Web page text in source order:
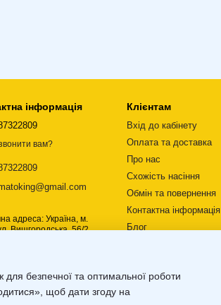
інформація
вам?
адреса: Україна, м.
Вишгородська, 56/2,
Клієнтам
Вхід до кабінету
Оплата та доставка
Про нас
Схожість насіння
Обмін та повернення
Контактна інформація
Блог
Мапа сайту
безпечної та оптимальної роботи
щоб дати згоду на